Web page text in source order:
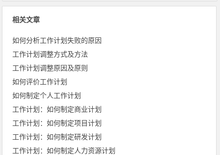
相关文章
如何分析工作计划失败的原因
工作计划调整方式及方法
工作计划调整原因及原则
如何评价工作计划
如何制定个人工作计划
工作计划：如何制定商业计划
工作计划：如何制定项目计划
工作计划：如何制定研发计划
工作计划：如何制定人力资源计划